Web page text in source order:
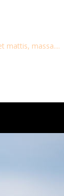
mattis, massa....